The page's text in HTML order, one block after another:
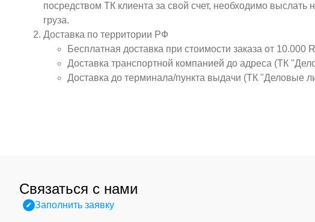
посредством ТК клиента за свой счет, необходимо
груза.
Доставка по территории РФ
Бесплатная доставка при стоимости заказа от
Доставка транспортной компанией до адреса (ТК
Доставка до терминала/пункта выдачи (ТК
Связаться с нами
Заполнить заявку